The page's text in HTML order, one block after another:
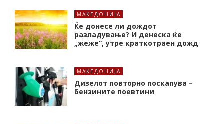
МАКЕДОНИЈА
Ќе донесе ли дождот
разладување? И денеска ќе
„жеже“, утре краткотраен дожд
МАКЕДОНИЈА
Дизелот повторно поскапува –
бензините поевтини